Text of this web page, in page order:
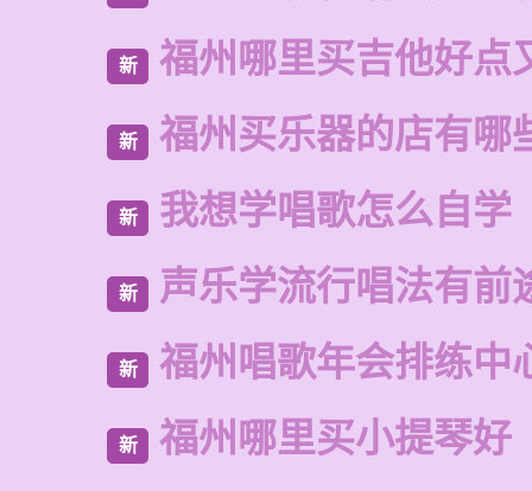
新 福州哪里买吉他好点
新 福州买乐器的店有哪
新 我想学唱歌怎么自学
新 声乐学流行唱法有前
新 福州唱歌年会排练中
新 福州哪里买小提琴好